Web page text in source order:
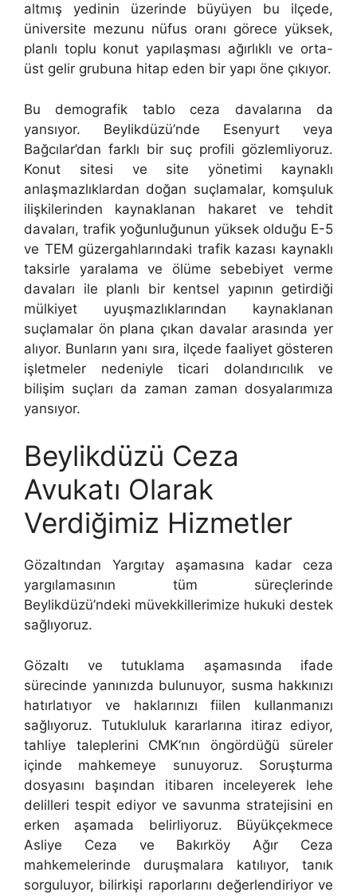
altmış yedinin üzerinde büyüyen bu ilçede,
üniversite mezunu nüfus oranı görece yüksek,
planlı toplu konut yapılaşması ağırlıklı ve orta-
üst gelir grubuna hitap eden bir yapı öne çıkıyor.
Bu demografik tablo ceza davalarına da
yansıyor. Beylikdüzü’nde Esenyurt veya
Bağcılar’dan farklı bir suç profili gözlemliyoruz.
Konut sitesi ve site yönetimi kaynaklı
anlaşmazlıklardan doğan suçlamalar, komşuluk
ilişkilerinden kaynaklanan hakaret ve tehdit
davaları, trafik yoğunluğunun yüksek olduğu E-5
ve TEM güzergahlarındaki trafik kazası kaynaklı
taksirle yaralama ve ölüme sebebiyet verme
davaları ile planlı bir kentsel yapının getirdiği
mülkiyet uyuşmazlıklarından kaynaklanan
suçlamalar ön plana çıkan davalar arasında yer
alıyor. Bunların yanı sıra, ilçede faaliyet gösteren
işletmeler nedeniyle ticari dolandırıcılık ve
bilişim suçları da zaman zaman dosyalarımıza
yansıyor.
Beylikdüzü Ceza
Avukatı Olarak
Verdiğimiz Hizmetler
Gözaltından Yargıtay aşamasına kadar ceza
yargılamasının tüm süreçlerinde
Beylikdüzü’ndeki müvekkillerimize hukuki destek
sağlıyoruz.
Gözaltı ve tutuklama aşamasında ifade
sürecinde yanınızda bulunuyor, susma hakkınızı
hatırlatıyor ve haklarınızı fiilen kullanmanızı
sağlıyoruz. Tutukluluk kararlarına itiraz ediyor,
tahliye taleplerini CMK’nın öngördüğü süreler
içinde mahkemeye sunuyoruz. Soruşturma
dosyasını başından itibaren inceleyerek lehe
delilleri tespit ediyor ve savunma stratejisini en
erken aşamada belirliyoruz. Büyükçekmece
Asliye Ceza ve Bakırköy Ağır Ceza
mahkemelerinde duruşmalara katılıyor, tanık
sorguluyor, bilirkişi raporlarını değerlendiriyor ve